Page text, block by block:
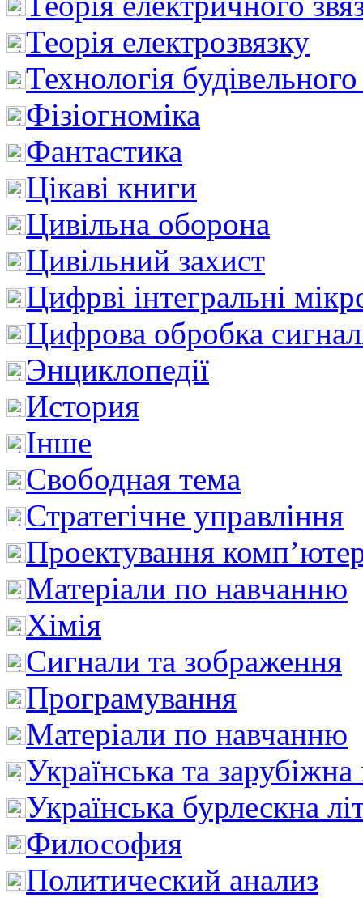
Теорія електрозвязку
Технологія
Фізіогноміка
Фантастика
Цікаві книги
Цивільна оборона
Цивільний захист
Цифрві інтегральні
Цифрова обробка
Энциклопедії
История
Інше
Свободная тема
Стратегічне управління
Проектування
Матеріали по навчанню
Хімія
Сигнали та зображення
Програмування
Матеріали по навчанню
Українська та зарубіжна
Українська бурлескна
Философия
Политический анализ